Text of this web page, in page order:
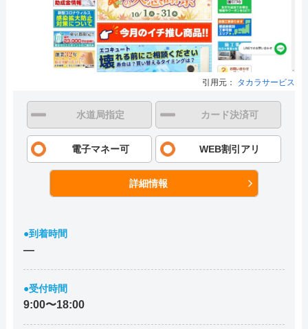
引用元： タカラサービス
水道局指定 カード決済可
電子マネー可 WEB割引アリ
詳細情報
●到着時間
―
●受付時間
9:00〜18:00